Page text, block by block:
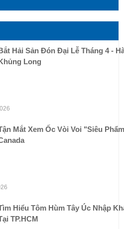
Hải Sản Đón Đại Lễ Tháng 4 -
Long
Mắt Xem Ốc Vòi Voi "siêu
Hiểu Tôm Hùm Tây Úc Nhập
TP.HCM